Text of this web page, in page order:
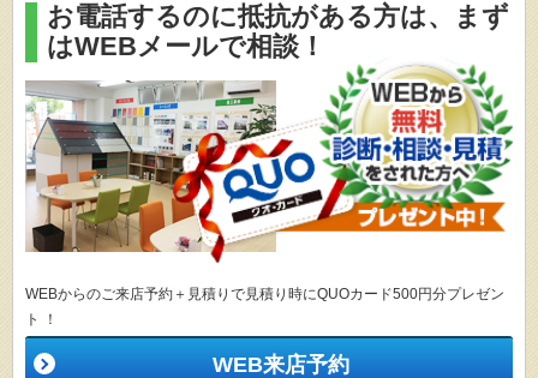
お電話するのに抵抗がある方は、
まず
はWEBメールで相談！
WEBからのご来店予約＋見積りで見積り時にQUOカード500円分プレゼン
ト ！
WEB来店予約